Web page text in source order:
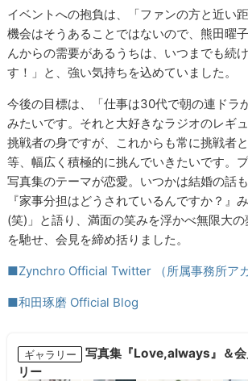
イベントへの抱負は、「ファンの方と近い
機会はそうあることではないので、熊田曜
んからの需要があるうちは、いつまでも続
す！」と、強い気持ちを込めていました。
今後の目標は、「仕事は30代で朝の連ドラ
みたいです。それと大好きなラジオのレギ
挑戦者の身ですが、これからも常に挑戦者
等、幅広く積極的に挑んでいきたいです。
写真集のテーマが恋愛。いつかは結婚の話も
『家事分担はどうされているんですか？』
(笑)」と語り、満面の笑みを浮かべ無限大
を馳せ、会見を締め括りました。
■Zynchro Official Twitter （所属事務所アカ
■和田琢磨 Official Blog
ギャラリー
写真集『Love,always』＆会
リー